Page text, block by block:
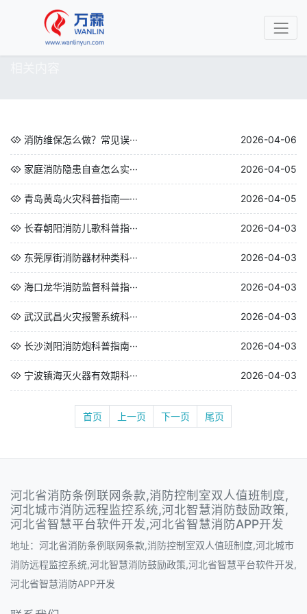
消防维保怎么做？常见误··· 2026-04-06
家庭消防隐患自查怎么实··· 2026-04-05
青岛黄岛火灾科普指南—··· 2026-04-05
长春朝阳消防儿歌科普指··· 2026-04-03
东莞厚街消防器材种类科··· 2026-04-03
海口龙华消防监督科普指··· 2026-04-03
武汉武昌火灾报警系统科··· 2026-04-03
长沙浏阳消防炮科普指南··· 2026-04-03
宁波镇海灭火器有效期科··· 2026-04-03
首页 上一页 下一页 尾页
河北省消防条例联网条款,消防控制室双人值班制度,
河北城市消防远程监控系统,河北智慧消防鼓励政策,
河北省智慧平台软件开发,河北省智慧消防APP开发
地址：河北省消防条例联网条款,消防控制室双人值班制度,河北城市
消防远程监控系统,河北智慧消防鼓励政策,河北省智慧平台软件开发,
河北省智慧消防APP开发